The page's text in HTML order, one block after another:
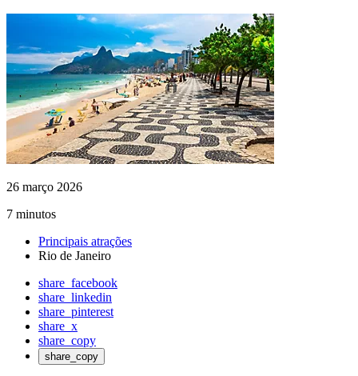
26 março 2026
7 minutos
Principais atrações
Rio de Janeiro
share_facebook
share_linkedin
share_pinterest
share_x
share_copy
share_copy